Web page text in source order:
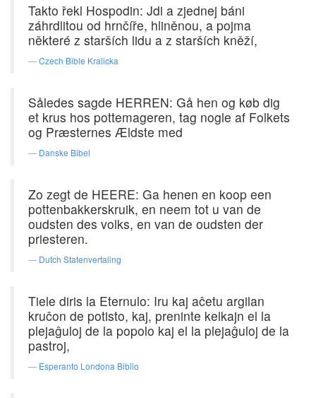
Takto řekl Hospodin: Jdi a zjednej báni
záhrdlitou od hrnčíře, hliněnou, a pojma
některé z starších lidu a z starších kněží,
Czech Bible Kralicka
Således sagde HERREN: Gå hen og køb dig
et krus hos pottemageren, tag nogle af Folkets
og Præsternes Ældste med
Danske Bibel
Zo zegt de HEERE: Ga henen en koop een
pottenbakkerskruik, en neem tot u van de
oudsten des volks, en van de oudsten der
priesteren.
Dutch Statenvertaling
Tiele diris la Eternulo: Iru kaj aĉetu argilan
kruĉon de potisto, kaj, preninte kelkajn el la
plejaĝuloj de la popolo kaj el la plejaĝuloj de la
pastroj,
Esperanto Londona Biblio